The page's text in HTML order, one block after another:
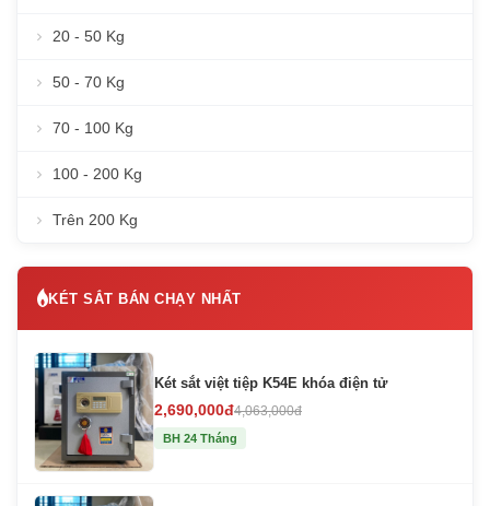
20 - 50 Kg
50 - 70 Kg
70 - 100 Kg
100 - 200 Kg
Trên 200 Kg
KÉT SẮT BÁN CHẠY NHẤT
Két sắt việt tiệp K54E khóa điện tử
2,690,000đ4,063,000đ
BH 24 Tháng